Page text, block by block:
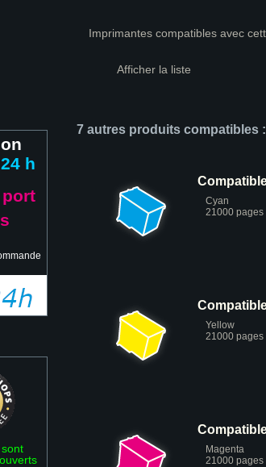
24 h
Imprimantes compatibles avec
Afficher la liste
7 autres produits compatibles :
Cyan
21000 pages
Yellow
21000 pages
Magenta
21000 pages